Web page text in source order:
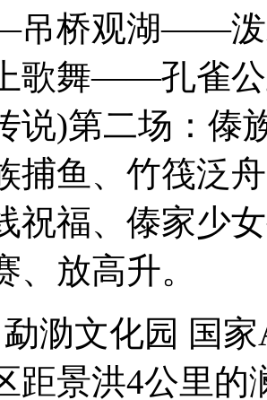
桥观湖——泼
歌舞——孔雀公
说)第二场：
捕鱼、竹筏泛
祝福、傣家少
、放高升。
文化园 国家
距景洪4公里的